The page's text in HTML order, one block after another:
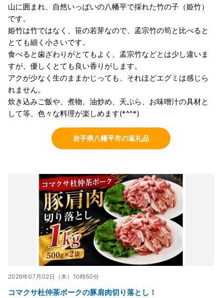
山に囲まれ、自然いっぱいの八幡平で採れた竹の子（姫竹）
です。
姫竹は竹ではなく、笹の若芽なので、孟宗竹の筍と比べると
とても細く小さいです。
食べると歯ざわりがとてもよく、孟宗竹などとは少し違いま
すが、優しくとても良い香りがします。
アクが少なく生のままかじっても、それほどエグミは感じら
れません。
炊き込みご飯や、煮物、油炒め、天ぷら、お味噌汁の具材と
して等、色々な料理が楽しめます(*^^*)
岩手県八幡平市の返礼品
2026年07月02日（木）10時50分
コマクサ杜仲茶ポークの豚肩肉切り落とし！